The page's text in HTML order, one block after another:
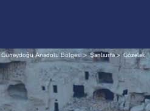
Güneydoğu Anadolu Bölgesi Şanlıurfa Gözelek